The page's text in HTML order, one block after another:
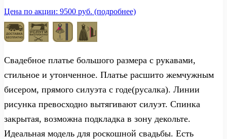
Цена по акции: 9500 руб. (подробнее)
Свадебное платье большого размера с рукавами,
стильное и утонченное. Платье расшито жемчужным
бисером, прямого силуэта с годе(русалка). Линии
рисунка превосходно вытягивают силуэт. Спинка
закрытая, возможна подкладка в зону декольте.
Идеальная модель для роскошной свадьбы. Есть